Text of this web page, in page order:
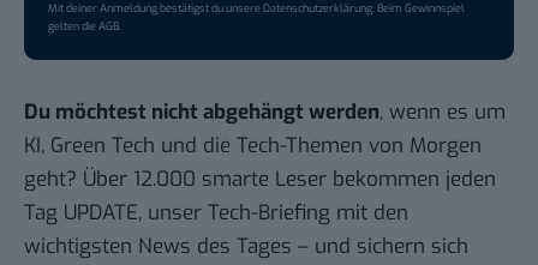
Mit deiner Anmeldung bestätigst du unsereDatenschutzerklärung. Beim Gewinnspiel
gelten dieAGB.
Du möchtest nicht abgehängt werden, wenn es um
KI, Green Tech und die Tech-Themen von Morgen
geht? Über 12.000 smarte Leser bekommen jeden
Tag UPDATE, unser Tech-Briefing mit den
wichtigsten News des Tages – und sichern sich